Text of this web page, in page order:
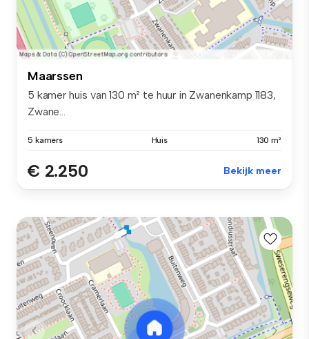
Maarssen
5 kamer huis van 130 m² te huur in Zwanenkamp 1183,
Zwane...
5 kamers Huis 130 m²
€ 2.250 Bekijk meer